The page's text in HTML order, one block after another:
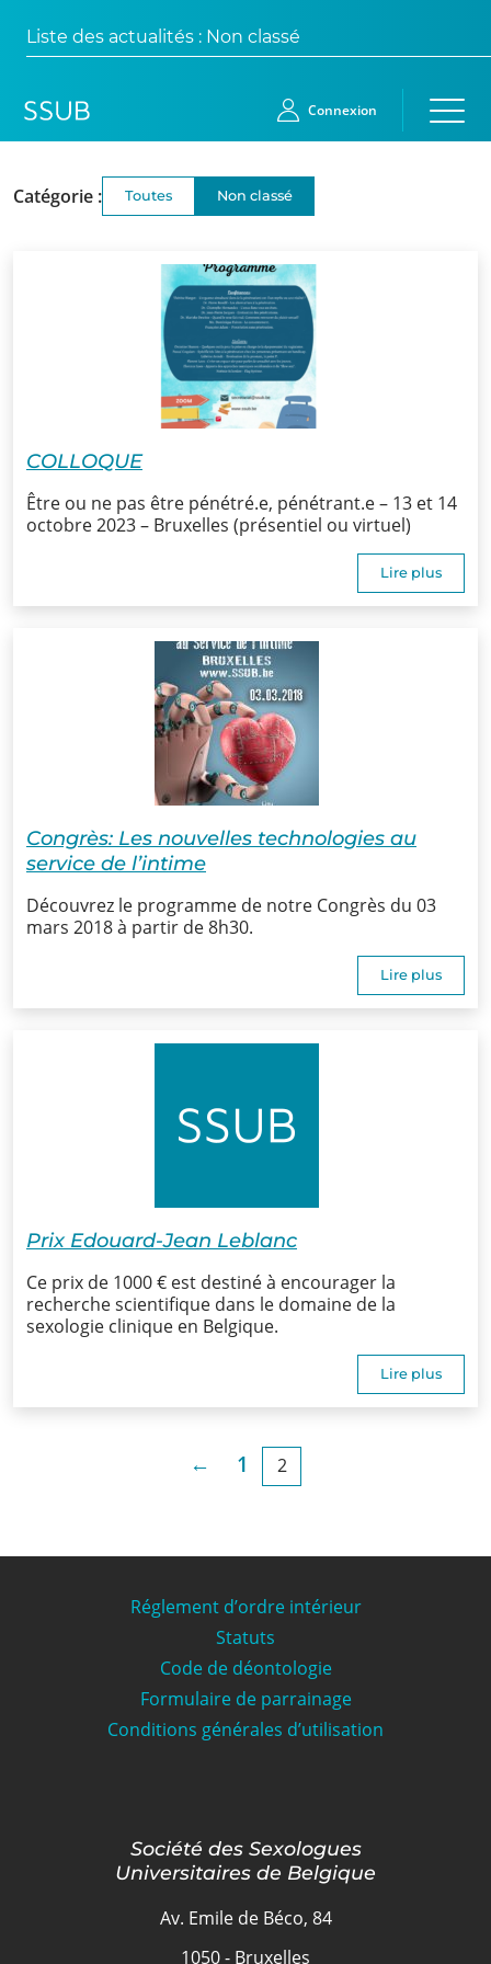
Liste des actualités : Non classé
Accueil
nous?
SSUB
La
sexologie
Superviseurs
d’Ethique et de
Déontologique
Comité
Infos
Offre
d’emploi/
Stage
Contact
Connexion
Catégorie : Toutes Non classé
COLLOQUE
Être ou ne pas être pénétré.e, pénétrant.e – 13 et 14
octobre 2023 – Bruxelles (présentiel ou virtuel)
Lire plus
Congrès: Les nouvelles technologies au
service de l’intime
Découvrez le programme de notre Congrès du 03
mars 2018 à partir de 8h30.
Lire plus
Prix Edouard-Jean Leblanc
Ce prix de 1000 € est destiné à encourager la
recherche scientifique dans le domaine de la
sexologie clinique en Belgique.
Lire plus
← 1 2
Réglement d’ordre intérieur
Statuts
Code de déontologie
Formulaire de parrainage
Conditions générales d’utilisation
Société des Sexologues
Universitaires de Belgique
Av. Emile de Béco, 84
1050 - Bruxelles